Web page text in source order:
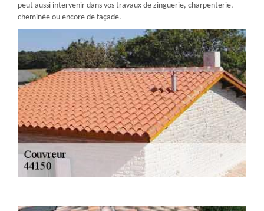
peut aussi intervenir dans vos travaux de zinguerie, charpenterie,
cheminée ou encore de façade.